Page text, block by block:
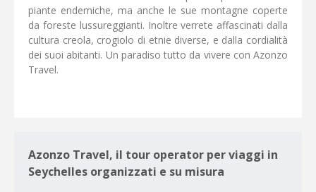
piante endemiche, ma anche le sue montagne coperte
da foreste lussureggianti. Inoltre verrete affascinati dalla
cultura creola, crogiolo di etnie diverse, e dalla cordialità
dei suoi abitanti. Un paradiso tutto da vivere con Azonzo
Travel.
Azonzo Travel, il tour operator per viaggi in
Seychelles organizzati e su misura